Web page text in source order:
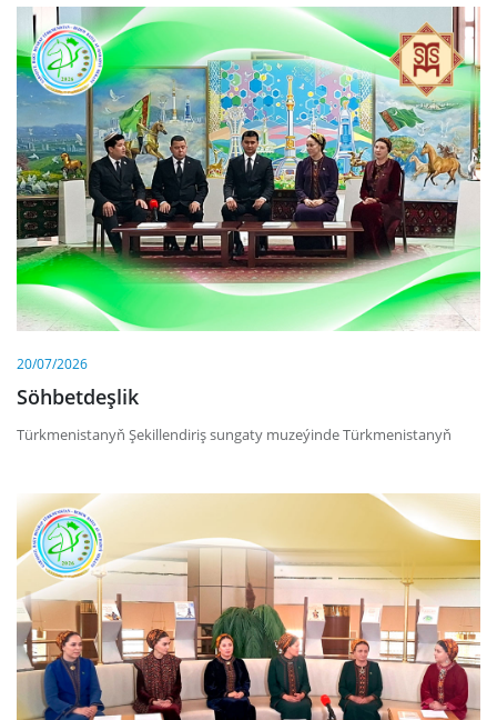
20/07/2026
Söhbetdeşlik
Türkmenistanyň Şekillendiriş sungaty muzeýinde Türkmenistanyň